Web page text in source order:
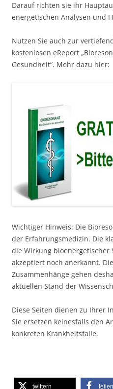
Darauf richten sie ihr
energetischen Analysen und
Nutzen Sie auch zur
kostenlosen eReport
Gesundheit“. Mehr dazu hier:
Wichtiger Hinweis: Die
der Erfahrungsmedizin. Die
die Wirkung bioenergetischer
akzeptiert noch anerkannt.
Zusammenhänge gehen
aktuellen Stand der
Diese Seiten dienen zu Ihrer
Sie ersetzen keinesfalls den
konkreten Krankheitsfalle.
twittern teilen